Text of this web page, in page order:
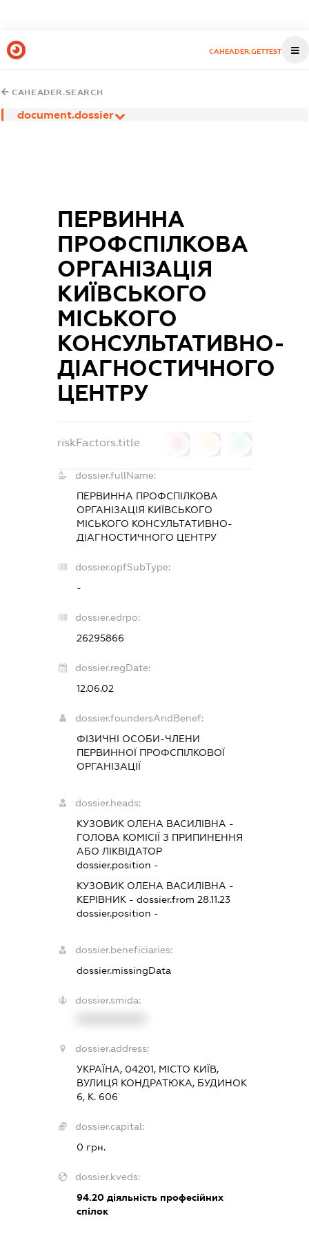
CAHEADER.GETTEST
CAHEADER.SEARCH
document.dossier
ПЕРВИННА
ПРОФСПІЛКОВА
ОРГАНІЗАЦІЯ
КИЇВСЬКОГО
МІСЬКОГО
КОНСУЛЬТАТИВНО-
ДІАГНОСТИЧНОГО
ЦЕНТРУ
riskFactors.title
dossier.fullName:
ПЕРВИННА ПРОФСПІЛКОВА
ОРГАНІЗАЦІЯ КИЇВСЬКОГО
МІСЬКОГО КОНСУЛЬТАТИВНО-
ДІАГНОСТИЧНОГО ЦЕНТРУ
dossier.opfSubType:
-
dossier.edrpo:
26295866
dossier.regDate:
12.06.02
dossier.foundersAndBenef:
ФІЗИЧНІ ОСОБИ-ЧЛЕНИ
ПЕРВИННОЇ ПРОФСПІЛКОВОЇ
ОРГАНІЗАЦІЇ
dossier.heads:
КУЗОВИК ОЛЕНА ВАСИЛІВНА -
ГОЛОВА КОМІСІЇ З ПРИПИНЕННЯ
АБО ЛІКВІДАТОР
dossier.position -
КУЗОВИК ОЛЕНА ВАСИЛІВНА -
КЕРІВНИК - dossier.from 28.11.23
dossier.position -
dossier.beneficiaries:
dossier.missingData
dossier.smida:
dossier.address:
УКРАЇНА, 04201, МІСТО КИЇВ,
ВУЛИЦЯ КОНДРАТЮКА, БУДИНОК
6, К. 606
dossier.capital:
0 грн.
dossier.kveds:
94.20діяльність професійних
спілок